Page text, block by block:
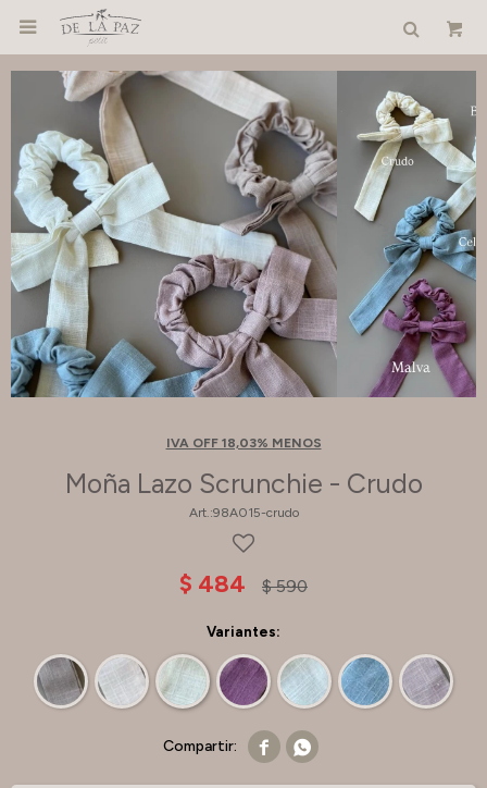

IVA OFF 18,03% MENOS
Moña Lazo Scrunchie - Crudo
98A015-crudo
$ 484 $ 590
Variantes:
 